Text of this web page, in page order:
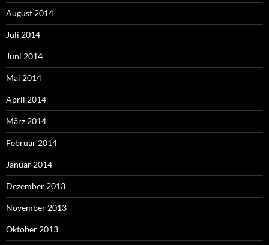
August 2014
Juli 2014
Juni 2014
Mai 2014
April 2014
März 2014
Februar 2014
Januar 2014
Dezember 2013
November 2013
Oktober 2013